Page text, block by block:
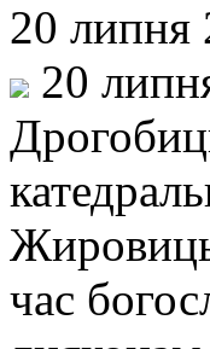
20 липня
20
час